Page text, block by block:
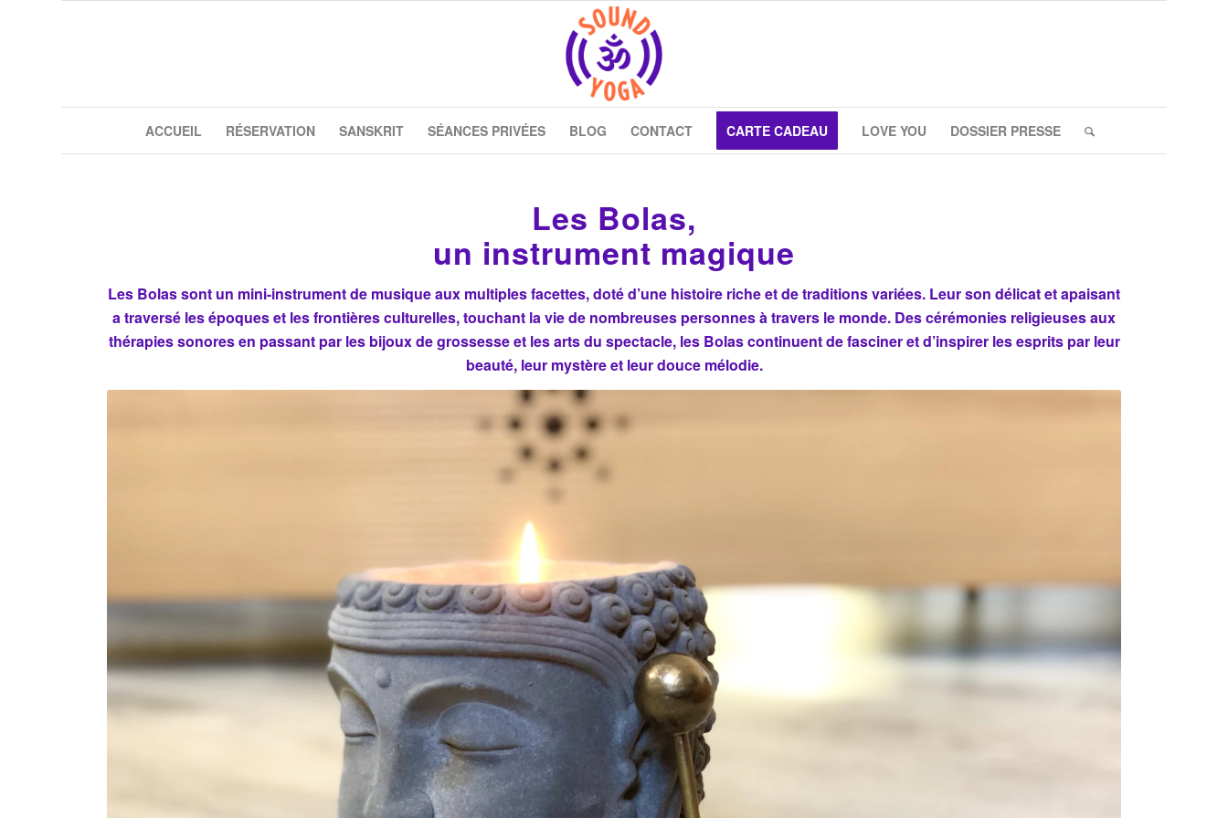
ACCUEIL RÉSERVATION SANSKRIT SÉANCES PRIVÉES BLOG CONTACT CARTE CADEAU LOVE YOU DOSSIER PRESSE
Les Bolas,
un instrument magique
Les Bolas sont un mini-instrument de musique aux multiples facettes, doté d’une histoire riche et de traditions variées. Leur son délicat et apaisant
a traversé les époques et les frontières culturelles, touchant la vie de nombreuses personnes à travers le monde. Des cérémonies religieuses aux
thérapies sonores en passant par les bijoux de grossesse et les arts du spectacle, les Bolas continuent de fasciner et d’inspirer les esprits par leur
beauté, leur mystère et leur douce mélodie.